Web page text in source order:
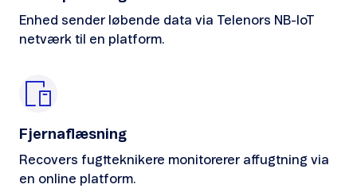
Enhed sender løbende data via Telenors NB-IoT
netværk til en platform.
Fjernaflæsning
Recovers fugtteknikere monitorerer affugtning via
en online platform.